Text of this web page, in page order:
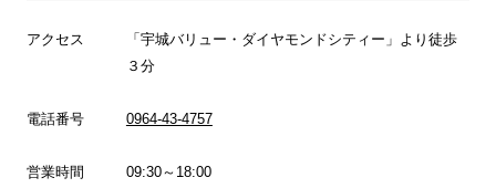
アクセス
「宇城バリュー・ダイヤモンドシティー」より徒歩
３分
電話番号 0964-43-4757
営業時間
09:30～18:00